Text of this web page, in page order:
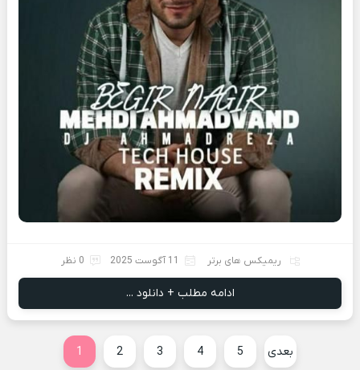
ریمیکس های برتر 11 آگوست 2025 0 نظر
ادامه مطلب + دانلود ...
1 2 3 4 5 بعدی